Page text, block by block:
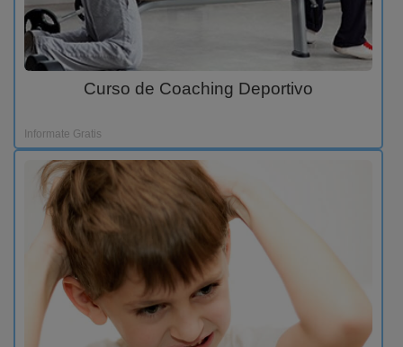
Curso de Coaching Deportivo
Informate Gratis